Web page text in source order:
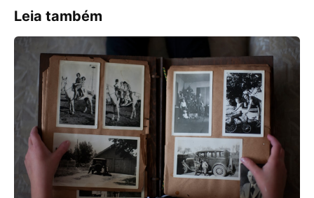
Leia também